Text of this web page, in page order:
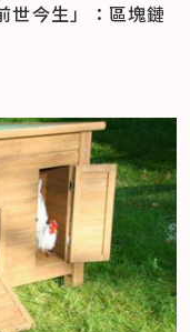
世今生」：區塊鏈